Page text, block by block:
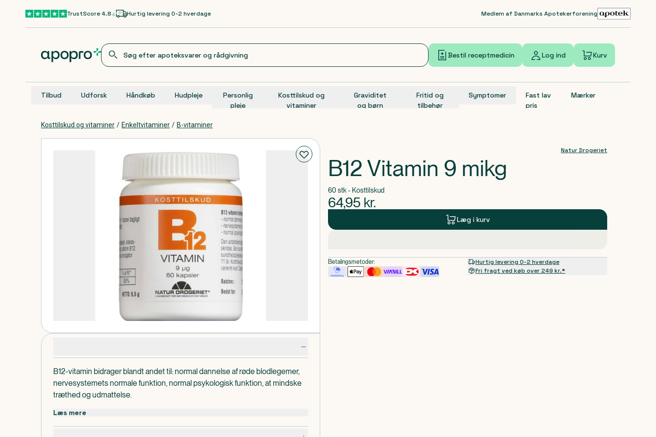
Gå til hovedindholdTrustScore 4.8 Hurtig levering 0-2 hverdage Medlem af Danmarks Apotekerforening
Bestil receptmedicin Log ind Kurv
Tilbud Udforsk Håndkøb Hudpleje
Personlig
pleje
Kosttilskud og
vitaminer
Graviditet
og børn
Fritid og
tilbehør
Symptomer
Fast lav
pris
Mærker
Kosttilskud og vitaminer / Enkeltvitaminer / B-vitaminer
B12-vitamin bidrager blandt andet til: normal dannelse af røde blodlegemer,
nervesystemets normale funktion, normal psykologisk funktion, at mindske
træthed og udmattelse.
Kapsler
Dosis og anvendelse
Læs mere
Natur Drogeriet
B12 Vitamin 9 mikg
60 stk - Kosttilskud
64,95 kr.
Læg i kurv
Betalingsmetoder:
Hurtig levering 0-2 hverdage
Fri fragt ved køb over 249 kr.*